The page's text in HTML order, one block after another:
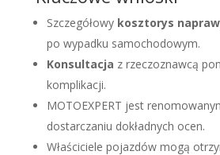
Szczegółowy kosztorys
po wypadku samochodowym.
Konsultacja z rzeczoznawcą
komplikacji.
MOTOEXPERT jest
dostarczaniu dokładnych ocen.
Właściciele pojazdów mogą